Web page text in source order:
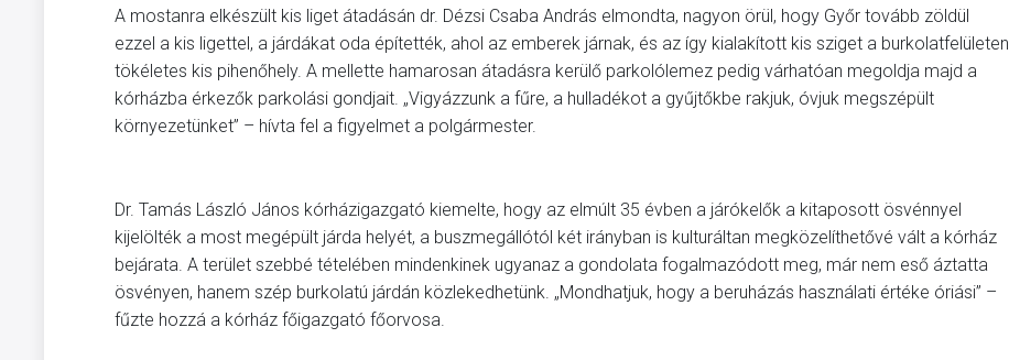
A mostanra elkészült kis liget átadásán dr. Dézsi Csaba András elmondta, nagyon örül, hogy Győr tovább zöldül
ezzel a kis ligettel, a járdákat oda építették, ahol az emberek járnak, és az így kialakított kis sziget a burkolatfelületen
tökéletes kis pihenőhely. A mellette hamarosan átadásra kerülő parkolólemez pedig várhatóan megoldja majd a
kórházba érkezők parkolási gondjait. „Vigyázzunk a fűre, a hulladékot a gyűjtőkbe rakjuk, óvjuk megszépült
környezetünket” – hívta fel a figyelmet a polgármester.
Dr. Tamás László János kórházigazgató kiemelte, hogy az elmúlt 35 évben a járókelők a kitaposott ösvénnyel
kijelölték a most megépült járda helyét, a buszmegállótól két irányban is kulturáltan megközelíthetővé vált a kórház
bejárata. A terület szebbé tételében mindenkinek ugyanaz a gondolata fogalmazódott meg, már nem eső áztatta
ösvényen, hanem szép burkolatú járdán közlekedhetünk. „Mondhatjuk, hogy a beruházás használati értéke óriási” –
fűzte hozzá a kórház főigazgató főorvosa.